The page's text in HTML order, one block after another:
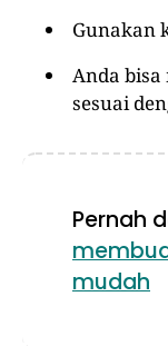
Gunakan
Anda
sesuai
Pernah
mudah